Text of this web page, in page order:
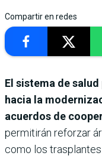
Compartir en redes
El sistema de
hacia la
acuerdos de
permitirán reforzar
como los